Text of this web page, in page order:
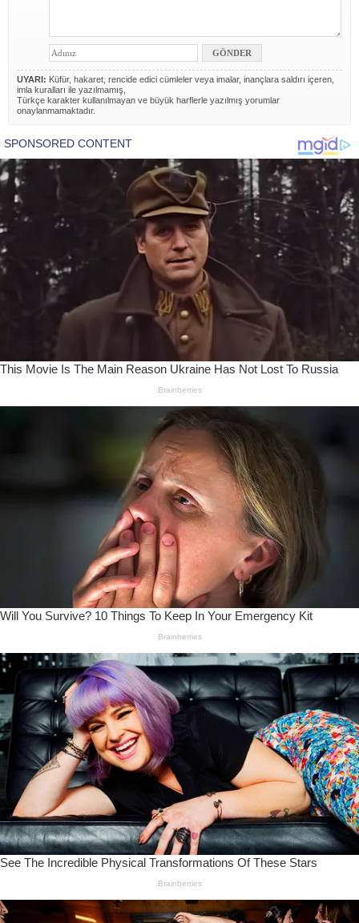
UYARI: Küfür, hakaret, rencide edici cümleler veya imalar, inançlara saldırı içeren,
imla kuralları ile yazılmamış,
Türkçe karakter kullanılmayan ve büyük harflerle yazılmış yorumlar
onaylanmamaktadır.